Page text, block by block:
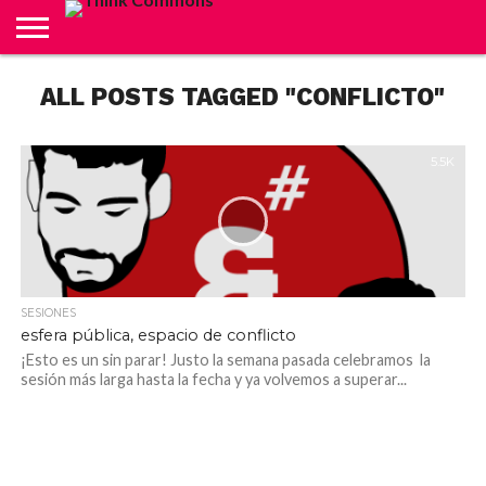
CARRITO
CONTACTO
CRÉDITOS
FINALIZAR
COMPRA
INICIO
LIVE
MI
CUENTA
TIENDA
ALL POSTS TAGGED "CONFLICTO"
5.5K
SESIONES
esfera pública, espacio de conflicto
¡Esto es un sin parar! Justo la semana pasada celebramos la
sesión más larga hasta la fecha y ya volvemos a superar...